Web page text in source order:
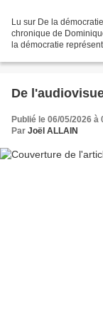
Lu sur De la
chronique de
la démocratie
De
Publié le 06/05/2026 à
Par Joël ALLAIN